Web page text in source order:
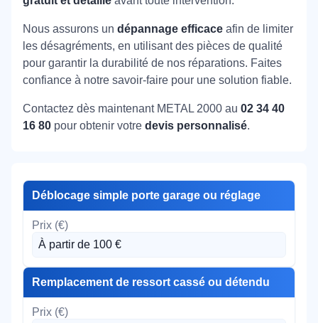
Nous assurons un dépannage efficace afin de limiter
les désagréments, en utilisant des pièces de qualité
pour garantir la durabilité de nos réparations. Faites
confiance à notre savoir-faire pour une solution fiable.
Contactez dès maintenant METAL 2000 au 02 34 40
16 80 pour obtenir votre devis personnalisé.
Déblocage simple porte garage ou réglage
À partir de 100 €
Remplacement de ressort cassé ou détendu